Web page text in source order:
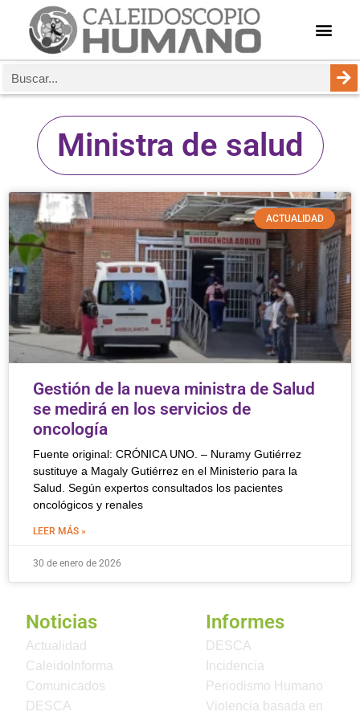
Ministra de salud
ACTUALIDAD
Gestión de la nueva ministra de Salud
se medirá en los servicios de
oncología
Fuente original: CRÓNICA UNO. – Nuramy Gutiérrez
sustituye a Magaly Gutiérrez en el Ministerio para la
Salud. Según expertos consultados los pacientes
oncológicos y renales
LEER MÁS »
30 de enero de 2026
Noticias
Actualidad
CaleidoInforma
Comunicados
DESCA
Informes
DESCA
Incidencia
Periodismo Humano
Violencia basada en